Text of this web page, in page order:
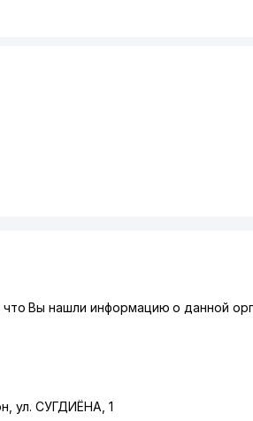
Вы нашли информацию о данной
,ул. СУГДИЁНА , 1